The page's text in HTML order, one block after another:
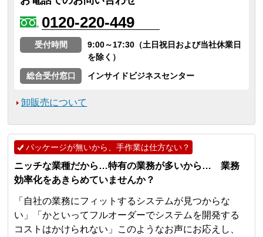
0120-220-449
受付時間
9:00～17:30（土日祝日および当社休業日
を除く）
総合受付窓口
インサイドビジネスセンター
卸販売について
パッケージが無いから、手作業は仕方ない？
ニッチな業種だから…特有の業務が多いから… 業務
効率化をあきらめていませんか？
「自社の業務にフィットするシステムが見つからな
い」「かといってフルオーダーでシステムを開発する
コストはかけられない」このようなお声にお応えし、